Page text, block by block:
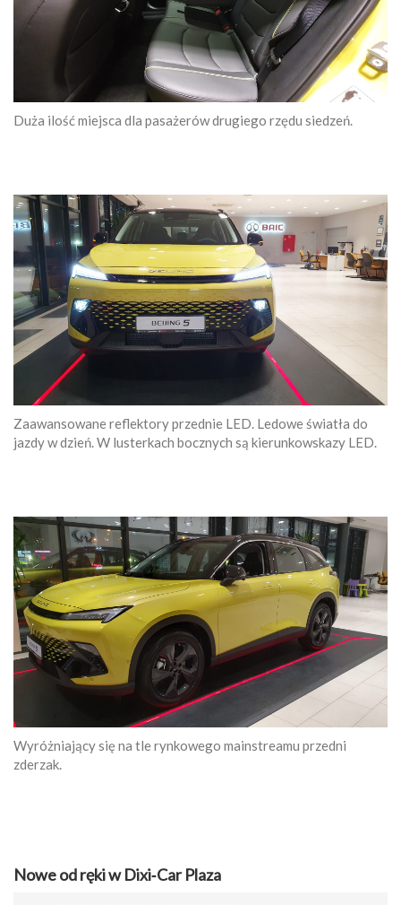
Duża ilość miejsca dla pasażerów drugiego rzędu siedzeń.
Zaawansowane reflektory przednie LED. Ledowe światła do
jazdy w dzień. W lusterkach bocznych są kierunkowskazy LED.
Wyróżniający się na tle rynkowego mainstreamu przedni
zderzak.
Nowe od ręki w Dixi‑Car Plaza